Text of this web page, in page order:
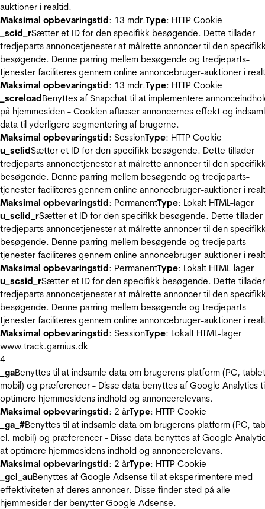
auktioner i realtid.
Maksimal opbevaringstid: 13 mdr.Type: HTTP Cookie
_scid_rSætter et ID for den specifikk besøgende. Dette tillader
tredjeparts annoncetjenester at målrette annoncer til den
besøgende. Denne parring mellem besøgende og tredjeparts-
tjenester faciliteres gennem online annoncebruger-auktioner i
Maksimal opbevaringstid: 13 mdr.Type: HTTP Cookie
_screloadBenyttes af Snapchat til at implementere
på hjemmesiden - Cookien aflæser annoncernes effekt og
data til yderligere segmentering af brugerne.
Maksimal opbevaringstid: SessionType: HTTP Cookie
u_sclidSætter et ID for den specifikk besøgende. Dette tillader
tredjeparts annoncetjenester at målrette annoncer til den
besøgende. Denne parring mellem besøgende og tredjeparts-
tjenester faciliteres gennem online annoncebruger-auktioner i
Maksimal opbevaringstid: PermanentType: Lokalt HTML-lager
u_sclid_rSætter et ID for den specifikk besøgende. Dette tillader
tredjeparts annoncetjenester at målrette annoncer til den
besøgende. Denne parring mellem besøgende og tredjeparts-
tjenester faciliteres gennem online annoncebruger-auktioner i
Maksimal opbevaringstid: PermanentType: Lokalt HTML-lager
u_scsid_rSætter et ID for den specifikk besøgende. Dette tillader
tredjeparts annoncetjenester at målrette annoncer til den
besøgende. Denne parring mellem besøgende og tredjeparts-
tjenester faciliteres gennem online annoncebruger-auktioner i
Maksimal opbevaringstid: SessionType: Lokalt HTML-lager
www.track.garnius.dk
4
_gaBenyttes til at indsamle data om brugerens platform (PC,
mobil) og præferencer - Disse data benyttes af Google Analytics
optimere hjemmesidens indhold og annoncerelevans.
Maksimal opbevaringstid: 2 årType: HTTP Cookie
_ga_#Benyttes til at indsamle data om brugerens platform (PC,
el. mobil) og præferencer - Disse data benyttes af Google
at optimere hjemmesidens indhold og annoncerelevans.
Maksimal opbevaringstid: 2 årType: HTTP Cookie
_gcl_auBenyttes af Google Adsense til at eksperimentere med
effektiviteten af deres annoncer. Disse finder sted på alle
hjemmesider der benytter Google Adsense.